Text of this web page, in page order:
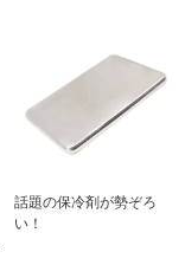
話題の保冷剤が勢ぞろ
い！